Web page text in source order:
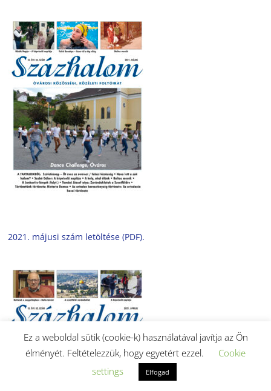
2021. májusi szám letöltése (PDF).
Ez a weboldal sütik (cookie-k) használatával javítja az Ön
élményét. Feltételezzük, hogy egyetért ezzel.
Cookie
settings
Elfogad